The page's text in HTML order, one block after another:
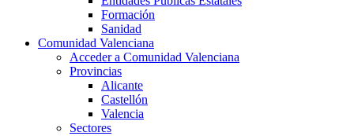
Formación
Sanidad
Comunidad Valenciana
Acceder a Comunidad Valenciana
Provincias
Alicante
Castellón
Valencia
Sectores